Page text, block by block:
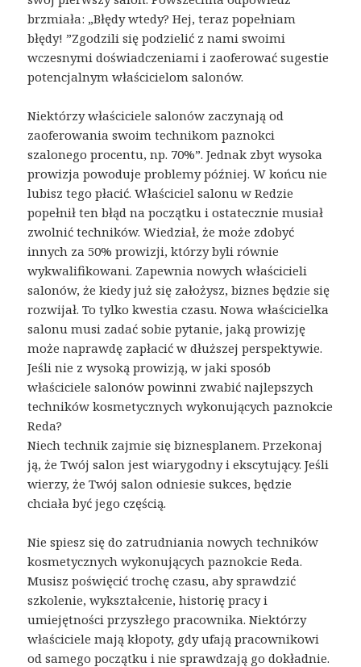
brzmiała: „Błędy wtedy? Hej, teraz popełniam
błędy! ”Zgodzili się podzielić z nami swoimi
wczesnymi doświadczeniami i zaoferować sugestie
potencjalnym właścicielom salonów.
Niektórzy właściciele salonów zaczynają od
zaoferowania swoim technikom paznokci
szalonego procentu, np. 70%”. Jednak zbyt wysoka
prowizja powoduje problemy później. W końcu nie
lubisz tego płacić. Właściciel salonu w Redzie
popełnił ten błąd na początku i ostatecznie musiał
zwolnić techników. Wiedział, że może zdobyć
innych za 50% prowizji, którzy byli równie
wykwalifikowani. Zapewnia nowych właścicieli
salonów, że kiedy już się założysz, biznes będzie się
rozwijał. To tylko kwestia czasu. Nowa właścicielka
salonu musi zadać sobie pytanie, jaką prowizję
może naprawdę zapłacić w dłuższej perspektywie.
Jeśli nie z wysoką prowizją, w jaki sposób
właściciele salonów powinni zwabić najlepszych
techników kosmetycznych wykonujących paznokcie
Reda?
Niech technik zajmie się biznesplanem. Przekonaj
ją, że Twój salon jest wiarygodny i ekscytujący. Jeśli
wierzy, że Twój salon odniesie sukces, będzie
chciała być jego częścią.
Nie spiesz się do zatrudniania nowych techników
kosmetycznych wykonujących paznokcie Reda.
Musisz poświęcić trochę czasu, aby sprawdzić
szkolenie, wykształcenie, historię pracy i
umiejętności przyszłego pracownika. Niektórzy
właściciele mają kłopoty, gdy ufają pracownikowi
od samego początku i nie sprawdzają go dokładnie.